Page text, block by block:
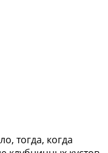
тогда, когда